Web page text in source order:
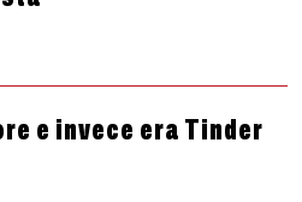
e invece era Tinder